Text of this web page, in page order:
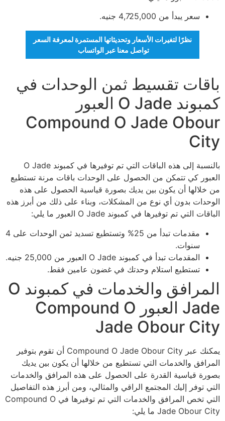
سعر يبدأ من 4,725,000 جنيه.
نظرًا لتغيرات الأسعار وتحديثاتها المستمرة لمعرفة السعر
تواصل معنا عبر الواتساب
باقات تقسيط ثمن الوحدات في
كمبوند O Jade العبور
Compound O Jade Obour
City
بالنسبة إلى هذه الباقات التي تم توفيرها في كمبوند O Jade
العبور كي تتمكن من الحصول على الوحدات باقات مرنة تستطيع
من خلالها أن يكون بين يديك بصورة قياسية الحصول على هذه
الوحدات بدون أي نوع من المشكلات، وبناء على ذلك من أبرز هذه
الباقات التي تم توفيرها في كمبوند O Jade العبور ما يلي:
مقدمات تبدأ من 25% وتستطيع تسديد ثمن الوحدات على 4
سنوات.
المقدمات تبدأ في كمبوند O Jade العبور من 25,000 جنيه.
تستطيع استلام وحدتك في غضون عامين فقط.
المرافق والخدمات في كمبوند O
Jade العبور Compound O
Jade Obour City
يمكنك عبر Compound O Jade Obour City أن تقوم بتوفير
المرافق والخدمات التي تستطيع من خلالها أن يكون بين يديك
بصورة قياسية القدرة على الحصول على هذه المرافق والخدمات
التي توفر إليك المجتمع الراقي والمثالي، ومن أبرز هذه التفاصيل
التي تخص المرافق والخدمات التي تم توفيرها في Compound O
Jade Obour City ما يلي: